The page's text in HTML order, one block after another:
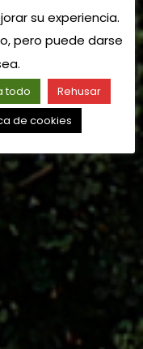
su experiencia.
pero puede darse
todo
Rehusar
de cookies